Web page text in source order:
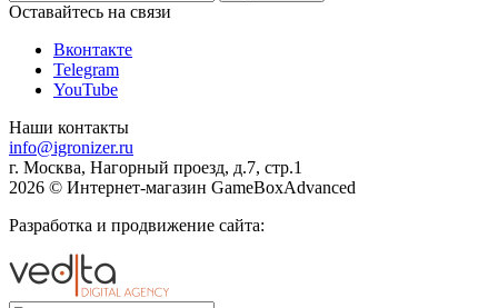
Оставайтесь на связи
Вконтакте
Telegram
YouTube
Наши контакты
info@igronizer.ru
г. Москва, Нагорный проезд, д.7, стр.1
2026 © Интернет-магазин GameBoxAdvanced
Разработка и продвижение сайта: